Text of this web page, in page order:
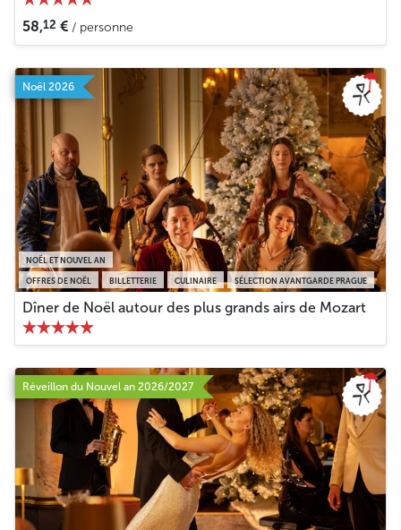
58,12 € / personne
Noël 2026
OFFRES DE NOËL BILLETTERIE CULINAIRE SÉLECTION AVANTGARDE PRAGUE
NOËL ET NOUVEL AN
Dîner de Noël autour des plus grands airs de Mozart
Réveillon du Nouvel an 2026/2027